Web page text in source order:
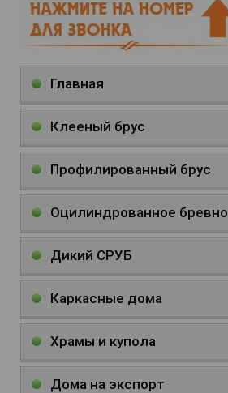
Главная
Клееный брус
Профилированный брус
Оцилиндрованное бревно
Дикий СРУБ
Каркасные дома
Храмы и купола
Дома на экспорт